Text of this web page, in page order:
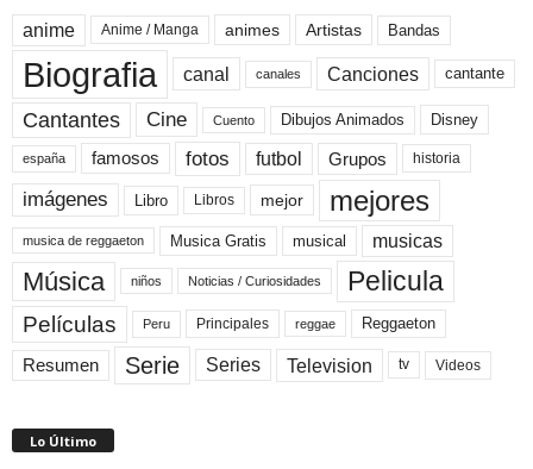
anime Anime / Manga animes Artistas Bandas
Biografia canal canales Canciones cantante
Cantantes Cine Cuento Dibujos Animados Disney
españa famosos fotos futbol Grupos historia
imágenes Libro Libros mejor mejores
musica de reggaeton Musica Gratis musical musicas
Música niños Noticias / Curiosidades Pelicula
Películas Peru Principales reggae Reggaeton
Resumen Serie Series Television tv Videos
Lo Último